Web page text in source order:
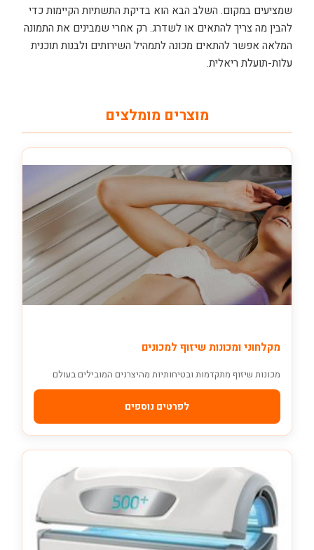
שמציעים במקום. השלב הבא הוא בדיקת התשתיות הקיימות כדי
להבין מה צריך להתאים או לשדרג. רק אחרי שמבינים את התמונה
המלאה אפשר להתאים מכונה לתמהיל השירותים ולבנות תוכנית
עלות-תועלת ריאלית.
מוצרים מומלצים
מקלחוני ומכונות שיזוף למכונים
מכונות שיזוף מתקדמות ובטיחותיות מהיצרנים המובילים בעולם
לפרטים נוספים